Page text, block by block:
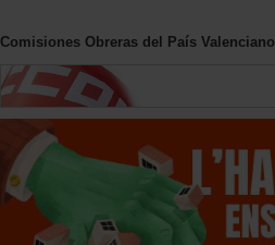
Comisiones Obreras del País Valenciano